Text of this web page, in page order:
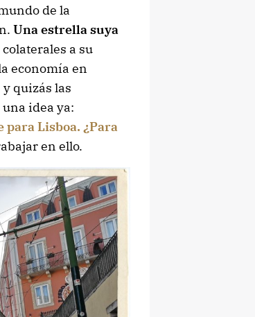
de la
Una estrella suya
a su
economía en
quizás las
idea ya:
para Lisboa. ¿Para
en ello.